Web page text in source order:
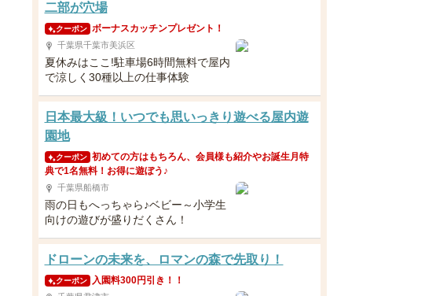
二部が穴場
クーポン ボーナスカッチンプレゼント！
千葉県千葉市美浜区
夏休みはここ!駐車場6時間無料で屋内
で涼しく30種以上の仕事体験
日本最大級！いつでも思いっきり遊べる屋内遊
園地
クーポン 初めての方はもちろん、会員様も紹介やお誕生月特
典で1名無料！お得に遊ぼう♪
千葉県船橋市
雨の日もへっちゃら♪ベビー～小学生
向けの遊びが盛りだくさん！
ドローンの未来を、ロマンの森で先取り！
クーポン 入園料300円引き！！